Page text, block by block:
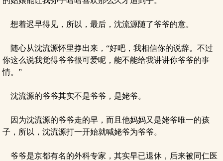
想着迟早得见，所以，最后，沈流源随了爷爷的意。
随心从沈流源怀里挣出来，“好吧，我相信你的说辞。不过
你这么说我觉得爷爷很可爱呢，能不能给我讲讲你爷爷的事
情。”
沈流源的爷爷其实不是爷爷，是姥爷。
因为沈流源的爷爷走的早，而且他妈妈又是姥爷唯一的孩
子，所以，沈流源打一开始就喊姥爷为爷爷。
爷爷是京都有名的外科专家，其实早已退休，后来被同仁医